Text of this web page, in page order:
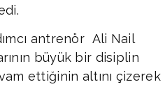
antrenör Ali Nail
büyük bir disiplin
ettiğinin altını çizerek